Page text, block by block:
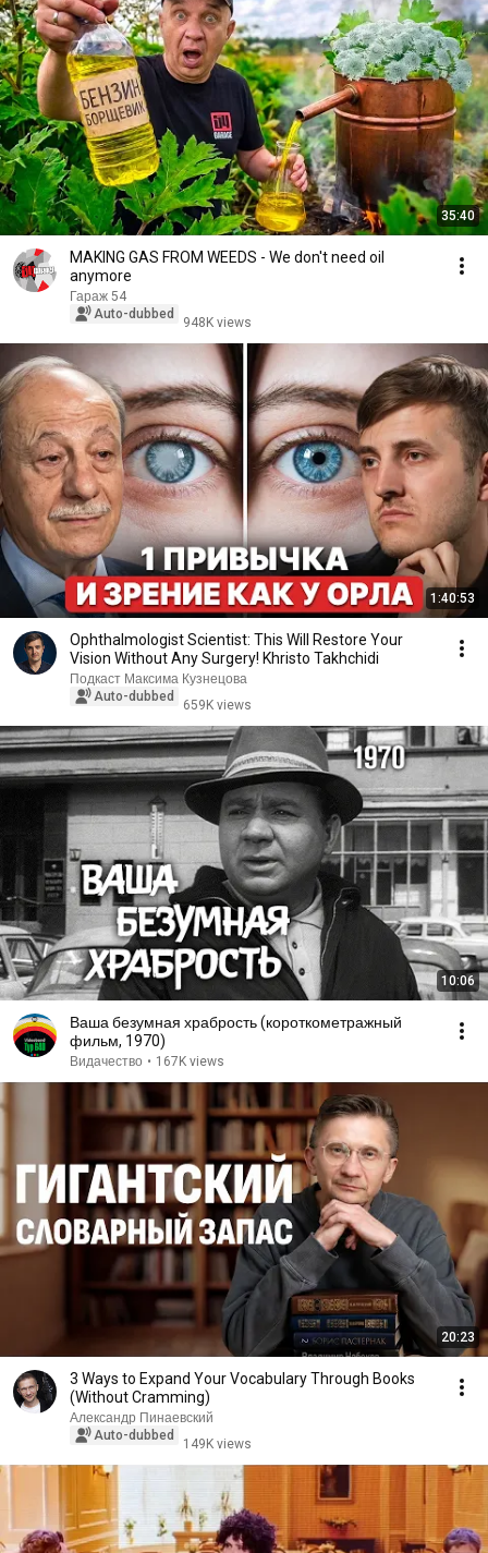
35:40
MAKING GAS FROM WEEDS - We don't need oil
anymore
Гараж 54
Auto-dubbed
948K views
1:40:53
Ophthalmologist Scientist: This Will Restore Your
Vision Without Any Surgery! Khristo Takhchidi
Подкаст Максима Кузнецова
Auto-dubbed
659K views
10:06
Ваша безумная храбрость (короткометражный
фильм, 1970)
Видачество • 167K views
20:23
3 Ways to Expand Your Vocabulary Through Books
(Without Cramming)
Александр Пинаевский
Auto-dubbed
149K views